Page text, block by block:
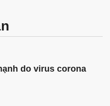
do virus corona